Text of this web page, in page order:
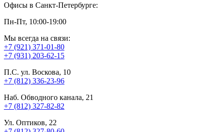
Офисы в Санкт-Петербурге:
Пн-Пт, 10:00-19:00
Мы всегда на связи:
+7 (921) 371-01-80
+7 (931) 203-62-15
П.С. ул. Воскова, 10
+7 (812) 336-23-96
Наб. Обводного канала, 21
+7 (812) 327-82-82
Ул. Оптиков, 22